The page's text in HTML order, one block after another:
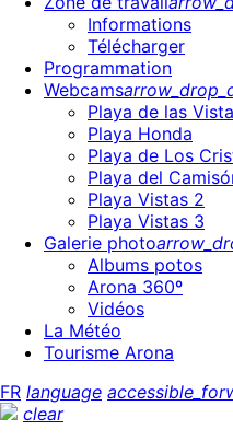
Informations
Télécharger
Programmation
Webcams
Playa de las
Playa Honda
Playa de Los
Playa del
Playa Vistas 2
Playa Vistas 3
Galerie photo
Albums potos
Arona 360º
Vidéos
La Météo
Tourisme Arona
FR language
clear